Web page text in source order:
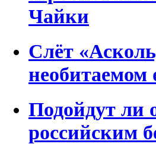
Чайки
Слёт
необитаемом
Подойдут ли
российским